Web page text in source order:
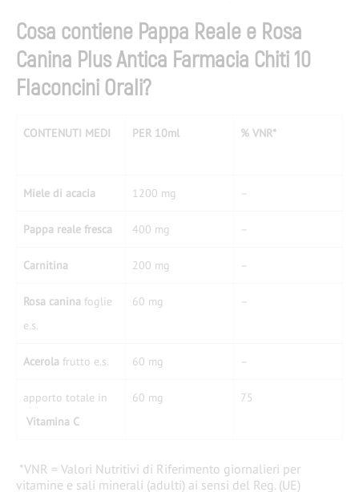
Cosa contiene Pappa Reale e Rosa
Canina Plus Antica Farmacia Chiti 10
Flaconcini Orali?
CONTENUTI MEDI PER 10ml % VNR*​
Miele di acacia 1200 mg – ​
Pappa reale fresca 400 mg – ​
Carnitina​ 200 mg – ​
Rosa canina foglie
e.s.
60 mg – ​
Acerola frutto e.s. 60 mg – ​
​apporto totale in
Vitamina C
60 mg 75​
​ *VNR = Valori Nutritivi di Riferimento giornalieri per
vitamine e sali minerali (adulti) ai sensi del Reg. (UE)